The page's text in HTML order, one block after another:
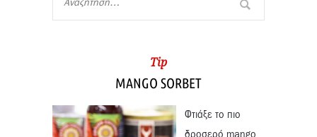
Tip
MANGO SORBET
Φτιάξε το πιο
δροσερό mango